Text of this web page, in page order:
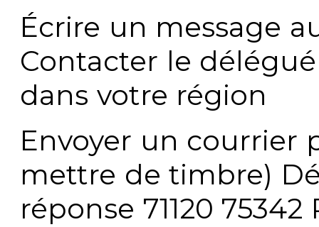
Écrire un message
Contacter le
dans votre région
Envoyer un courrier
mettre de timbre)
réponse 71120 75342